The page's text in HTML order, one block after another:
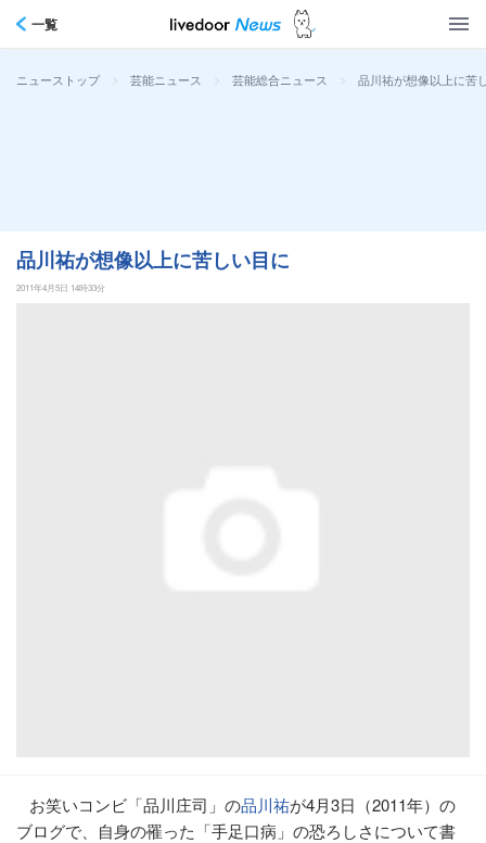
一覧
ニューストップ > 芸能ニュース > 芸能総合ニュース > 品川祐が想像以上に苦
品川祐が想像以上に苦しい目に
2011年4月5日 14時33分
お笑いコンビ「品川庄司」の品川祐が4月3日（2011年）の
ブログで、自身の罹った「手足口病」の恐ろしさについて書